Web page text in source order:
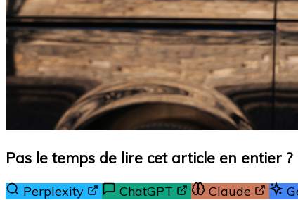
Pas le temps de lire cet article en entier
Perplexity ChatGPT Claude